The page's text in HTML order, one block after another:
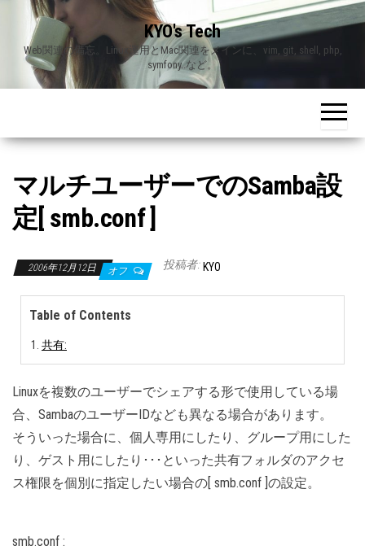
content
KYO's Tech
Web関連の備忘。Linux運用とMac関連をメインに、vim, git, shell, php,
symfony..など。
マルチユーザーでのSamba設
定[ smb.conf ]
2006年12月12日 オフ 投稿者: KYO
Table of Contents
共有:
Linuxを複数のユーザーでシェアする形で使用している場
合、SambaのユーザーIDなども異なる場合があります。
そういった場合に、個人専用にしたり、グループ用にした
り、ゲスト用にしたり･･･といった共有フォルダのアクセ
ス権限を個別に指定したい場合の[ smb.conf ]の設定。
smb.conf :